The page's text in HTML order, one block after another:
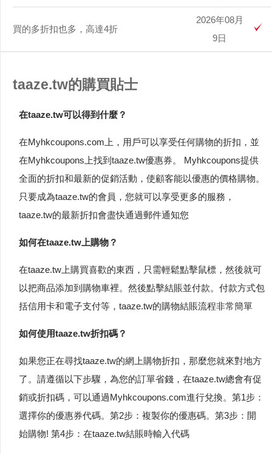
買的多折扣也多，高達4折
2026年08月
9日
taaze.tw的購買貼士
在taaze.tw可以得到什麼？
在Myhkcoupons.com上，用戶可以享受任何購物的折扣，並
在Myhkcoupons上找到taaze.tw優惠券。 Myhkcoupons提供
全面的折扣和最新的促銷活動，使顧客能以優惠的價格購物。
只要成為taaze.tw的會員，您就可以享受更多的服務，
taaze.tw的最新折扣會盡快通過郵件通知您
如何在taaze.tw上購物？
在taaze.tw上購買喜歡的東西，只需輕鬆點擊鼠標，然後就可
以把商品添加到購物車裡。然後點擊結賬並付款。付款方式包
括信用卡和電子支付等，taaze.tw的購物結賬流程非常簡單
如何使用taaze.tw折扣碼？
如果您正在尋找taaze.tw的網上購物折扣，那麼您就來對地方
了。請遵循以下步驟，為您的訂單省錢，在taaze.tw總會有促
銷或折扣碼，可以通過Myhkcoupons.com進行兌換。第1步：
選擇你的優惠券代碼。第2步：複製你的優惠碼。第3步：開
始購物! 第4步：在taaze.tw結賬時輸入代碼